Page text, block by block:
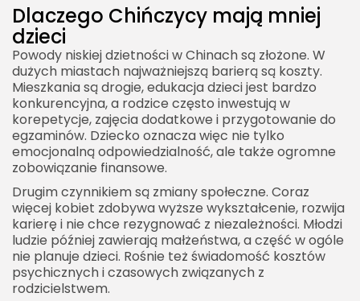
Dlaczego Chińczycy mają mniej
dzieci
Powody niskiej dzietności w Chinach są złożone. W
dużych miastach najważniejszą barierą są koszty.
Mieszkania są drogie, edukacja dzieci jest bardzo
konkurencyjna, a rodzice często inwestują w
korepetycje, zajęcia dodatkowe i przygotowanie do
egzaminów. Dziecko oznacza więc nie tylko
emocjonalną odpowiedzialność, ale także ogromne
zobowiązanie finansowe.
Drugim czynnikiem są zmiany społeczne. Coraz
więcej kobiet zdobywa wyższe wykształcenie, rozwija
karierę i nie chce rezygnować z niezależności. Młodzi
ludzie później zawierają małżeństwa, a część w ogóle
nie planuje dzieci. Rośnie też świadomość kosztów
psychicznych i czasowych związanych z
rodzicielstwem.